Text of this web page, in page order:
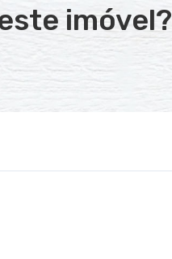
imóvel?